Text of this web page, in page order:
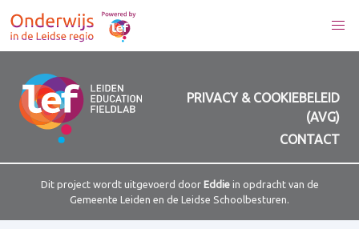
PRIVACY & COOKIEBELEID
(AVG)
CONTACT
Dit project wordt uitgevoerd door Eddiein opdracht van de
Gemeente Leiden en de Leidse Schoolbesturen.